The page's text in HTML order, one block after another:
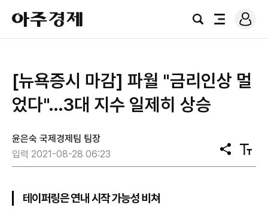
아
주
경
검
전
로
그
[뉴욕증시 마감] 파월 "금리인상 멀
었다"…3대 지수 일제히 상승
윤은숙 국제경제팀 팀장
입력 2021-08-28 06:23
공
유
텍
스
테이퍼링은 연내 시작 가능성 비쳐